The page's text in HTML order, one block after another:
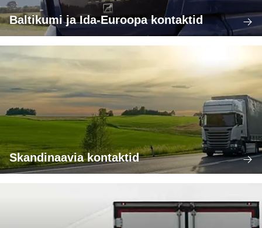
Baltikumi ja Ida-Euroopa kontaktid
Skandinaavia kontaktid